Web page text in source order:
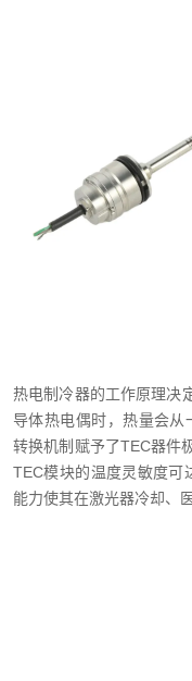
热电制冷器的工作原理决
导体热电偶时，热量会
转换机制赋予了TEC器件
TEC模块的温度灵敏度
能力使其在激光器冷却、